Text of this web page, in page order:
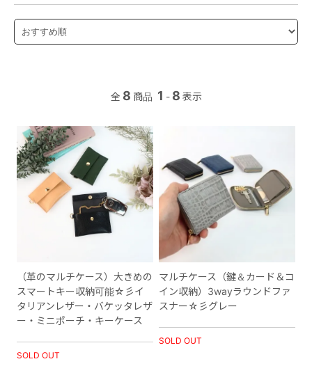
全 8 商品 1 - 8 表示
（革のマルチケース）大きめの
スマートキー収納可能☆彡イ
タリアンレザー・バケッタレザ
ー・ミニポーチ・キーケース
SOLD OUT
マルチケース（鍵＆カード＆コ
イン収納）3wayラウンドファ
スナー☆彡グレー
SOLD OUT